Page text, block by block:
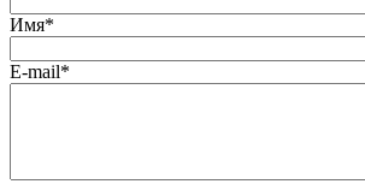
Имя*
E-mail*